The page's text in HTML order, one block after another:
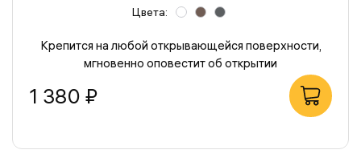
Цвета:
Крепится на любой открывающейся поверхности,
мгновенно оповестит об открытии
1 380 ₽ В корзину